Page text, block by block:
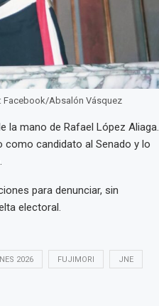
Facebook/Absalón Vásquez
la mano de Rafael López Aliaga.
candidato al Senado y lo
para denunciar, sin
electoral.
2026 FUJIMORI JNE